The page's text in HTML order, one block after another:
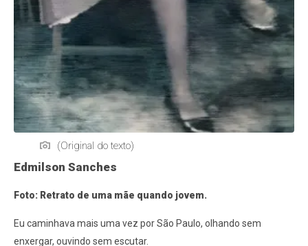
(Original do texto)
Edmilson Sanches
Foto: Retrato de uma mãe quando jovem.
Eu caminhava mais uma vez por São Paulo, olhando sem
enxergar, ouvindo sem escutar.